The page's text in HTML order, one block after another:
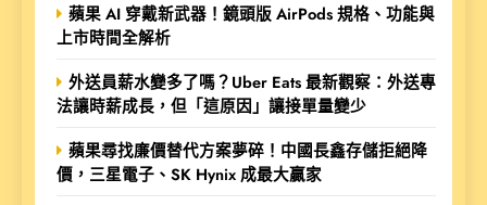
蘋果 AI 穿戴新武器！鏡頭版 AirPods 規格、功能與
上市時間全解析
外送員薪水變多了嗎？Uber Eats 最新觀察：外送專
法讓時薪成長，但「這原因」讓接單量變少
蘋果尋找廉價替代方案夢碎！中國長鑫存儲拒絕降
價，三星電子、SK Hynix 成最大贏家